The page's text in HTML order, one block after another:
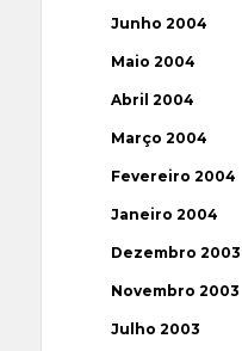
Junho 2004
Maio 2004
Abril 2004
Março 2004
Fevereiro 2004
Janeiro 2004
Dezembro 2003
Novembro 2003
Julho 2003